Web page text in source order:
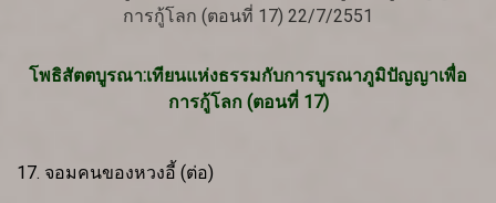
โพธิสัตตบูรณา:เทียนแห่งธรรมกับการบูรณาภูมิปัญญาเพื่อ
การกู้โลก (ตอนที่ 17)
17. จอมคนของหวงอี้ (ต่อ)